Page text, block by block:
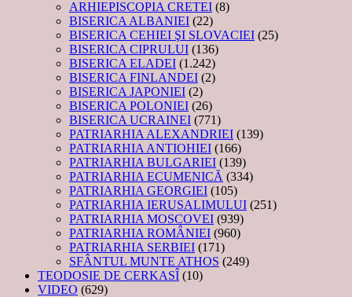
ARHIEPISCOPIA CRETEI (8)
BISERICA ALBANIEI (22)
BISERICA CEHIEI ŞI SLOVACIEI (25)
BISERICA CIPRULUI (136)
BISERICA ELADEI (1.242)
BISERICA FINLANDEI (2)
BISERICA JAPONIEI (2)
BISERICA POLONIEI (26)
BISERICA UCRAINEI (771)
PATRIARHIA ALEXANDRIEI (139)
PATRIARHIA ANTIOHIEI (166)
PATRIARHIA BULGARIEI (139)
PATRIARHIA ECUMENICĂ (334)
PATRIARHIA GEORGIEI (105)
PATRIARHIA IERUSALIMULUI (251)
PATRIARHIA MOSCOVEI (939)
PATRIARHIA ROMÂNIEI (960)
PATRIARHIA SERBIEI (171)
SFÂNTUL MUNTE ATHOS (249)
TEODOSIE DE CERKASÎ (10)
VIDEO (629)